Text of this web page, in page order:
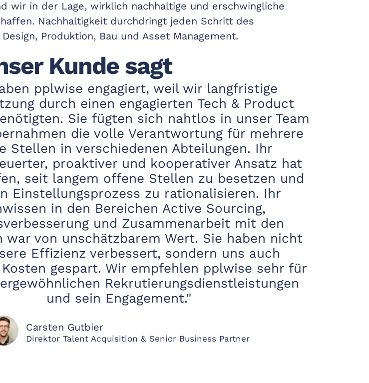
wir in der Lage, wirklich nachhaltige und erschwingliche
Nachhaltigkeit durchdringt jeden Schritt des
Produktion, Bau und Asset Management.
Kunde sagt
pplwise engagiert, weil wir langfristige
durch einen engagierten Tech & Product
Sie fügten sich nahtlos in unser Team
die volle Verantwortung für mehrere
Stellen in verschiedenen Abteilungen. Ihr
proaktiver und kooperativer Ansatz hat
seit langem offene Stellen zu besetzen und
Einstellungsprozess zu rationalisieren. Ihr
in den Bereichen Active Sourcing,
und Zusammenarbeit mit den
war von unschätzbarem Wert. Sie haben nicht
Effizienz verbessert, sondern uns auch
gespart. Wir empfehlen pplwise sehr für
Rekrutierungsdienstleistungen
und sein Engagement."
Carsten Gutbier
Direktor Talent Acquisition & Senior Business Partner